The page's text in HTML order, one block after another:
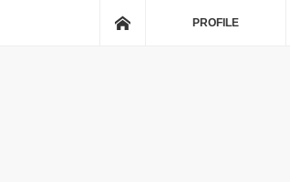
PROFILE